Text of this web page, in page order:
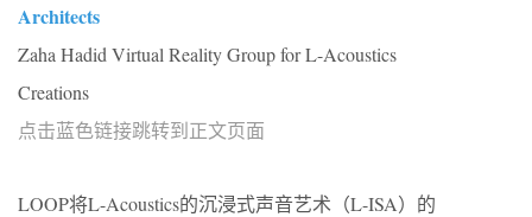
Architects
Zaha Hadid Virtual Reality Group for L-Acoustics
Creations
点击蓝色链接跳转到正文页面
LOOP将L-Acoustics的沉浸式声音艺术（L-ISA）的